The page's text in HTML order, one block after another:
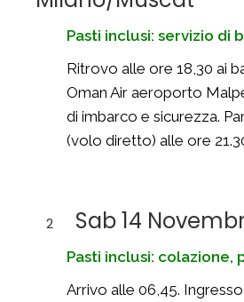
Pasti inclusi: servizio di
Ritrovo alle ore 18,30 ai
Oman Air aeroporto
di imbarco e sicurezza.
(volo diretto) alle ore
2 Sab 14
Pasti inclusi: colazione,
Arrivo alle 06,45.